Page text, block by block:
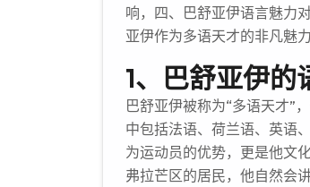
响，四、巴舒亚伊语言魅力
亚伊作为多语天才的非凡魅
1、巴舒亚伊的
巴舒亚伊被称为“多语天才”
中包括法语、荷兰语、英语
为运动员的优势，更是他文
弗拉芒区的居民，他自然会